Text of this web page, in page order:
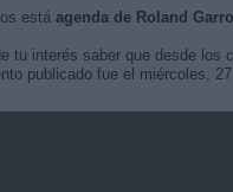
está agenda de Roland
tu interés saber que desde los
publicado fue el miércoles,